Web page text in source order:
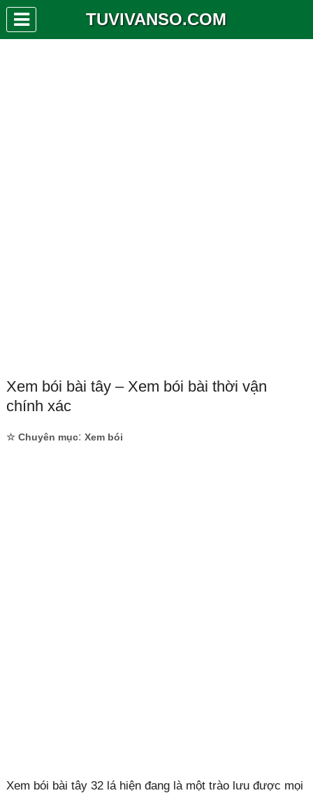
TUVIVANSO.COM
Xem bói bài tây – Xem bói bài thời vận
chính xác
☆ Chuyên mục: Xem bói
Xem bói bài tây 32 lá hiện đang là một trào lưu được mọi